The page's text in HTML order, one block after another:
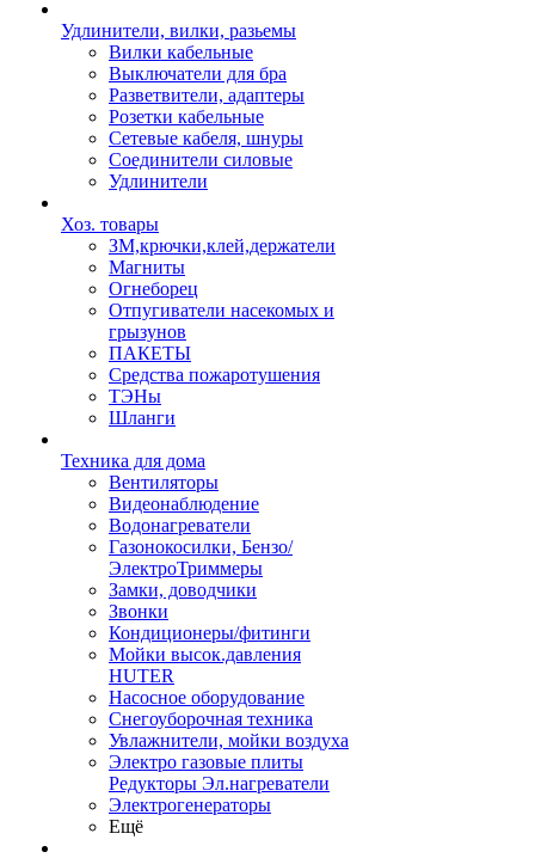
Удлинители, вилки, разьемы
Вилки кабельные
Выключатели для бра
Разветвители, адаптеры
Розетки кабельные
Сетевые кабеля, шнуры
Соединители силовые
Удлинители
Хоз. товары
ЗМ,крючки,клей,держатели
Магниты
Огнеборец
Отпугиватели насекомых и
грызунов
ПАКЕТЫ
Средства пожаротушения
ТЭНы
Шланги
Техника для дома
Вентиляторы
Видеонаблюдение
Водонагреватели
Газонокосилки, Бензо/
ЭлектроТриммеры
Замки, доводчики
Звонки
Кондиционеры/фитинги
Мойки высок.давления
HUTER
Насосное оборудование
Снегоуборочная техника
Увлажнители, мойки воздуха
Электро газовые плиты
Редукторы Эл.нагреватели
Электрогенераторы
Ещё